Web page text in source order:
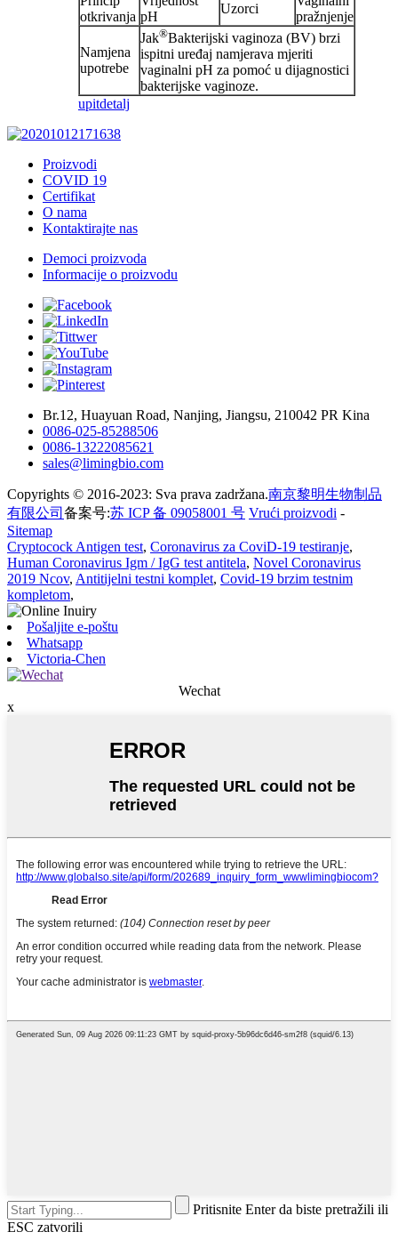
otkrivanja pH
Uzorci
pražnjenje
Namjena
upotrebe
Jak®Bakterijski vaginoza (BV) brzi
ispitni uređaj namjerava mjeriti
vaginalni pH za pomoć u dijagnostici
bakterijske vaginoze.
upitdetalj
Proizvodi
COVID 19
Certifikat
O nama
Kontaktirajte nas
Democi proizvoda
Informacije o proizvodu
Br.12, Huayuan Road, Nanjing, Jiangsu, 210042 PR Kina
0086-025-85288506
0086-13222085621
sales@limingbio.com
Copyrights © 2016-2023: Sva prava zadržana.南京黎明生物制品
有限公司 备案号:苏 ICP 备 09058001 号 Vrući proizvodi -
Sitemap
Cryptocock Antigen test, Coronavirus za CoviD-19 testiranje,
Human Coronavirus Igm / IgG test antitela, Novel Coronavirus
2019 Ncov, Antitijelni testni komplet, Covid-19 brzim testnim
kompletom,
Pošaljite e-poštu
Whatsapp
Victoria-Chen
Wechat
x
Pritisnite Enter da biste pretražili ili
ESC zatvorili